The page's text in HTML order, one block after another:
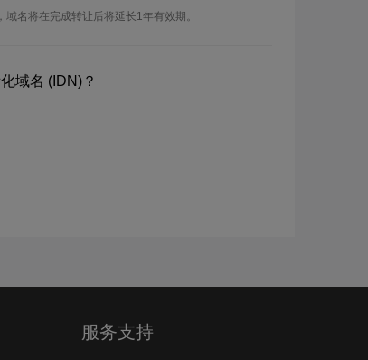
名将在完成转让后将延长1年有效期。
域名 (IDN)？
服务支持